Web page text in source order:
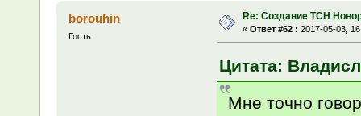
borouhin
Гость
Re: Создание ТСН
« Ответ #62 : 2017-05-03,
Цитата:
Мне точно